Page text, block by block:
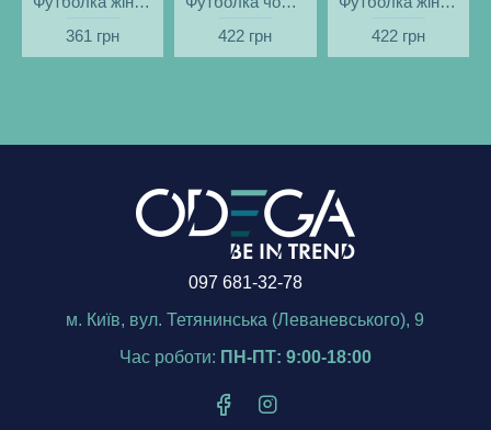
361 грн
422 грн
422 грн
097 681-32-78
м. Київ, вул. Тетянинська (Леваневського), 9
Час роботи: ПН-ПТ: 9:00-18:00